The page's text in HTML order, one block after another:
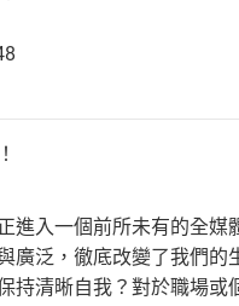
進入一個前所未有的全
廣泛，徹底改變了我們
持清晰自我？對於職場